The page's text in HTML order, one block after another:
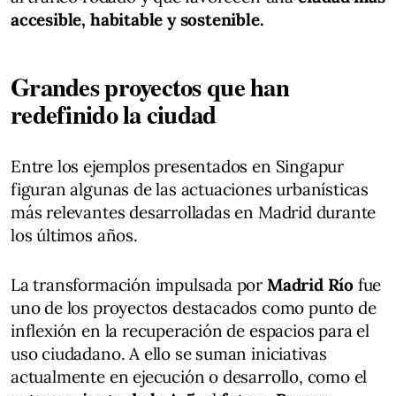
accesible, habitable y sostenible.
Grandes proyectos que han
redefinido la ciudad
Entre los ejemplos presentados en Singapur
figuran algunas de las actuaciones urbanísticas
más relevantes desarrolladas en Madrid durante
los últimos años.
La transformación impulsada por Madrid Río fue
uno de los proyectos destacados como punto de
inflexión en la recuperación de espacios para el
uso ciudadano. A ello se suman iniciativas
actualmente en ejecución o desarrollo, como el